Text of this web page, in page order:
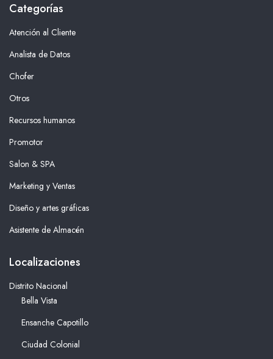
Categorías
Atención al Cliente
Analista de Datos
Chofer
Otros
Recursos humanos
Promotor
Salon & SPA
Marketing y Ventas
Diseño y artes gráficas
Asistente de Almacén
Localizaciones
Distrito Nacional
Bella Vista
Ensanche Capotillo
Ciudad Colonial